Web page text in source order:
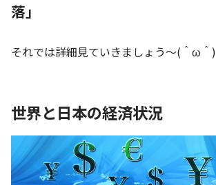
落」
それでは詳細見ていきましょう～(＾ω＾)
世界と日本の経済状況